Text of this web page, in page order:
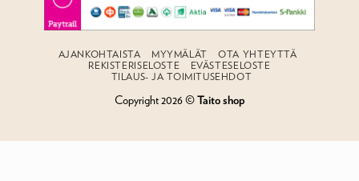
AJANKOHTAISTA MYYMÄLÄT
OTA YHTEYTTÄ
REKISTERISELOSTE
EVÄSTESELOSTE
TILAUS- JA TOIMITUSEHDOT
Copyright 2026 ©Taito shop